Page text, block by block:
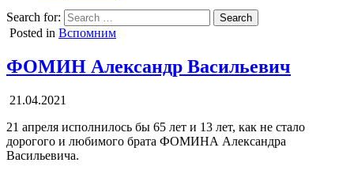
Search for:
Posted in Вспомним
ФОМИН Александр Васильевич
21.04.2021
21 апреля исполнилось бы 65 лет и 13 лет, как не стало
дорогого и любимого брата ФОМИНА Александра
Васильевича.